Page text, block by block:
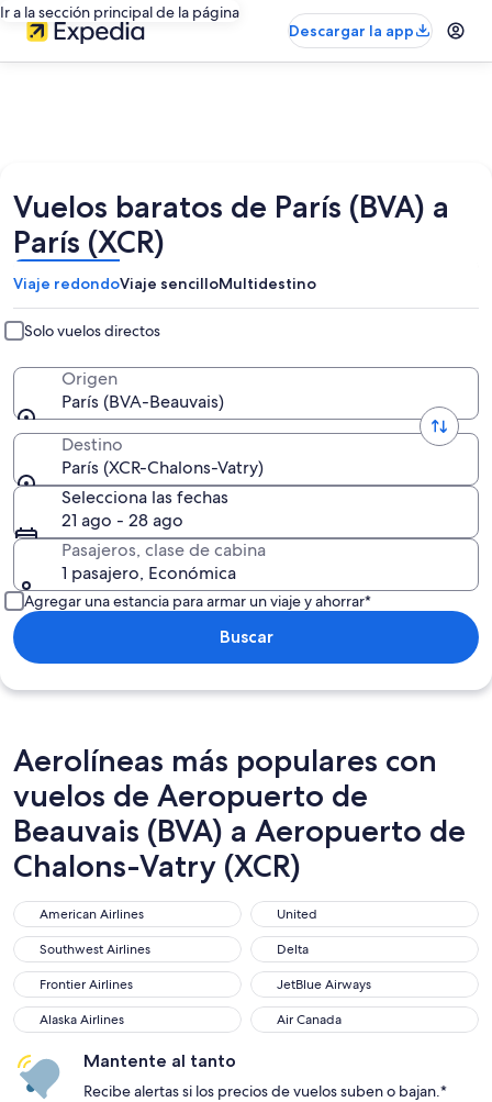
Ir a la sección principal de la página
Descargar la app
Vuelos baratos de París (BVA) a
París (XCR)
Viaje redondoViaje sencilloMultidestino
Solo vuelos directos
Origen
París (BVA-Beauvais)
Destino
París (XCR-Chalons-Vatry)
Selecciona las fechas
21 ago - 28 ago
Pasajeros, clase de cabina
1 pasajero, Económica
Agregar una estancia para armar un viaje y ahorrar*
Buscar
Aerolíneas más populares con
vuelos de Aeropuerto de
Beauvais (BVA) a Aeropuerto de
Chalons-Vatry (XCR)
American Airlines
American Airlines United
United
Southwest Airlines
Southwest Airlines Delta
Delta
Frontier Airlines
Frontier Airlines JetBlue Airways
JetBlue Airways
Alaska Airlines
Alaska Airlines Air Canada
Air Canada
Mantente al tanto
Recibe alertas si los precios de vuelos suben o bajan.*